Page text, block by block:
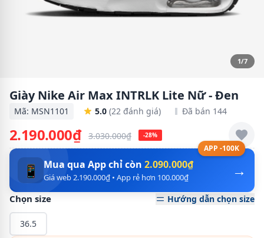
1/7
Giày Nike Air Max INTRLK Lite Nữ - Đen
Mã: MSN1101 5.0 (22 đánh giá) Đã bán 144
2.190.000₫ 3.030.000₫ -28%
APP -100K
→
📱 Mua qua App chỉ còn 2.090.000₫
Giá web 2.190.000₫ • App rẻ hơn 100.000₫
Chọn size Hướng dẫn chọn size
36.5